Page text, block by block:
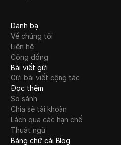
Danh bạ
Về chúng tôi
Liên hệ
Cộng đồng
Bài viết gửi
Gửi bài viết cộng tác
Đọc thêm
So sánh
Chia sẻ tài khoản
Lách qua các hạn chế
Thuật ngữ
Bảng chữ cái Blog